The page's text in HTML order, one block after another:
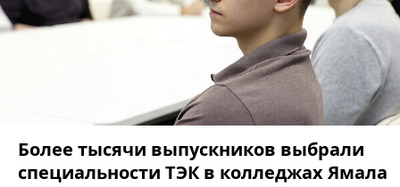
Более тысячи выпускников выбрали
специальности ТЭК в колледжах Ямала